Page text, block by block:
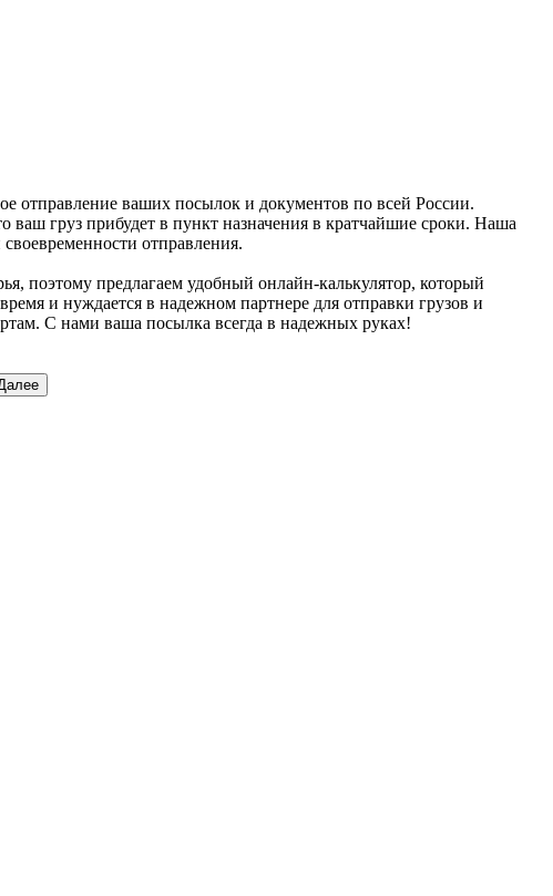
отправление ваших посылок и документов по всей России.
груз прибудет в пункт назначения в кратчайшие сроки. Наша
отправления.
поэтому предлагаем удобный онлайн-калькулятор, который
и нуждается в надежном партнере для отправки грузов и
С нами ваша посылка всегда в надежных руках!